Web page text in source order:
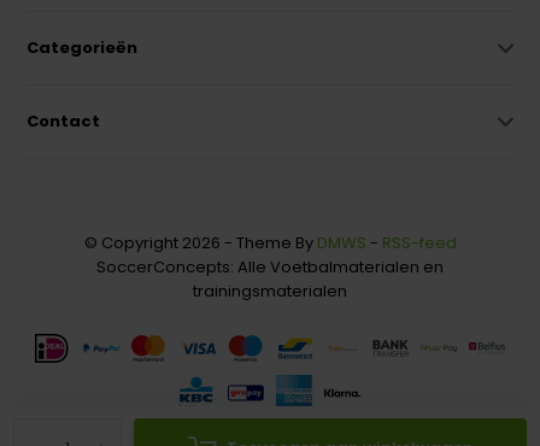
Categorieën
Contact
© Copyright 2026 - Theme By DMWS - RSS-feed
SoccerConcepts: Alle Voetbalmaterialen en
trainingsmaterialen